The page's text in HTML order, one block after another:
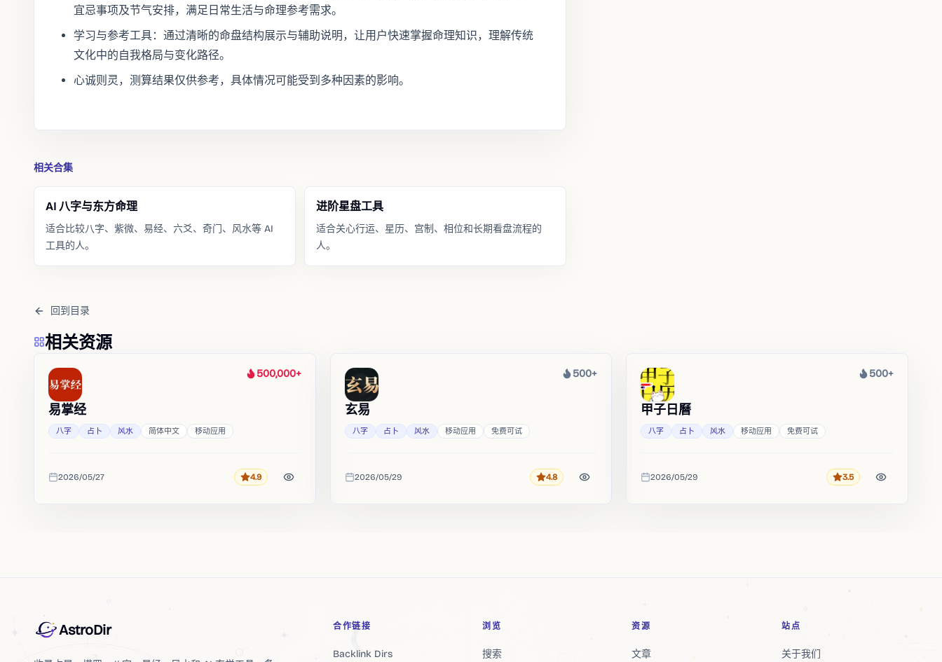
宜忌事项及节气安排，满足日常生活与命理参考需求。
学习与参考工具：通过清晰的命盘结构展示与辅助说明，让用户快速掌握命理知识，理解传统
文化中的自我格局与变化路径。
心诚则灵，测算结果仅供参考，具体情况可能受到多种因素的影响。
相关合集
AI 八字与东方命理
适合比较八字、紫微、易经、六爻、奇门、风水等 AI
工具的人。
进阶星盘工具
适合关心行运、星历、宫制、相位和长期看盘流程的
人。
回到目录
相关资源
热度
500,000+
易掌经
八字 占卜 风水 简体中文 移动应用
收录时间
2026/05/27 评分4.9
热度
500+
玄易
八字 占卜 风水 移动应用 免费可试
收录时间
2026/05/29 评分4.8
热度
500+
甲子日曆
八字 占卜 风水 移动应用 免费可试
收录时间
2026/05/29 评分3.5
AstroDir 合作链接
Backlink Dirs
浏览
搜索
资源
文章
站点
关于我们